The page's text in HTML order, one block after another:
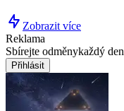
Zobrazit více
Reklama
Sbírejte odměnykaždý den
Přihlásit